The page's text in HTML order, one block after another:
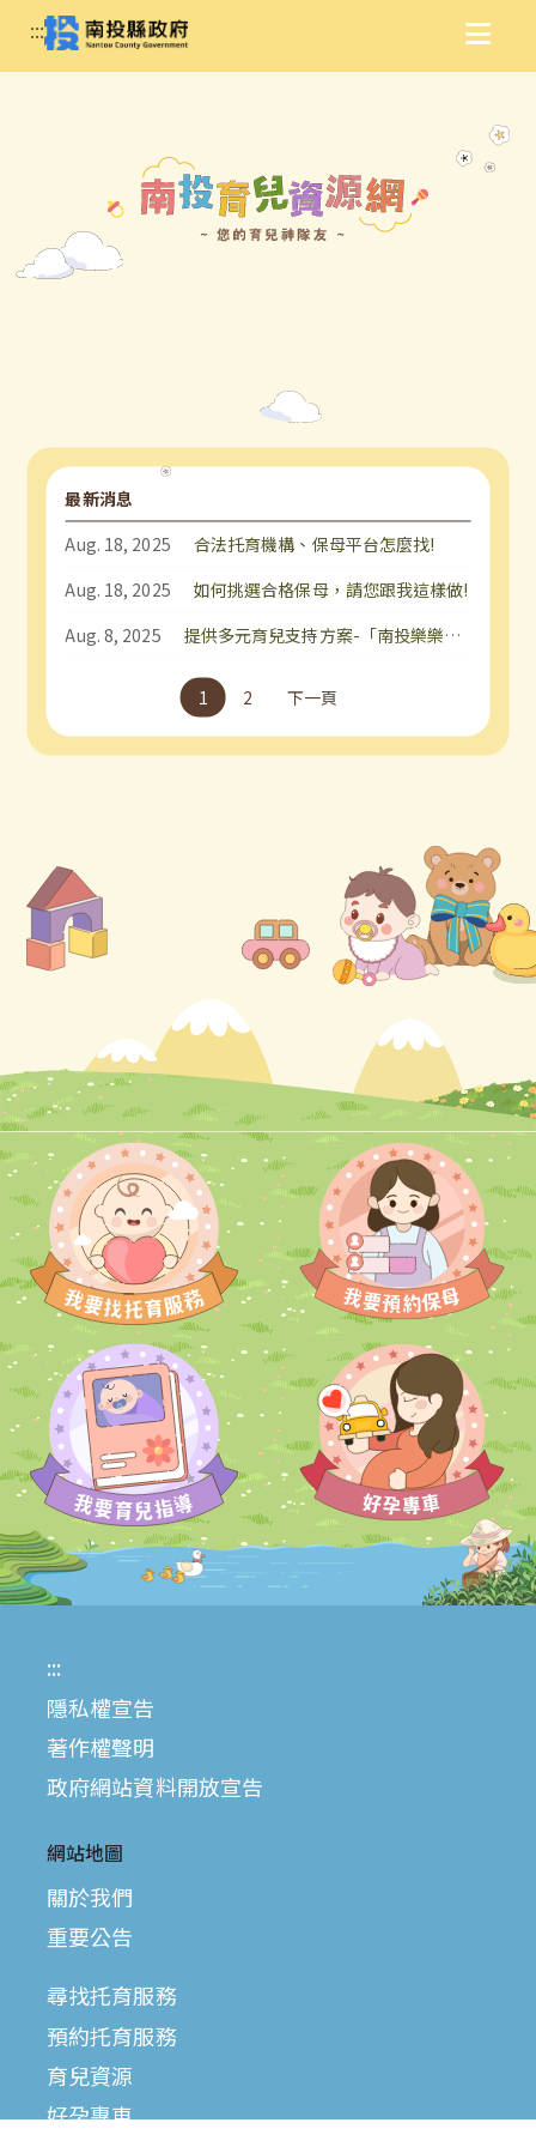
:::
最新消息
Aug. 18, 2025
合法托育機構、保母平台怎麼找!
Aug. 18, 2025
如何挑選合格保母，請您跟我這樣做!
Aug. 8, 2025
提供多元育兒支持方案-「南投樂樂定點臨時托育服務中心」 8/11起，中午不休息·服務不中斷
1 2 下一頁
:::
隱私權宣告
著作權聲明
政府網站資料開放宣告
網站地圖
關於我們
重要公告
尋找托育服務
預約托育服務
育兒資源
好孕專車